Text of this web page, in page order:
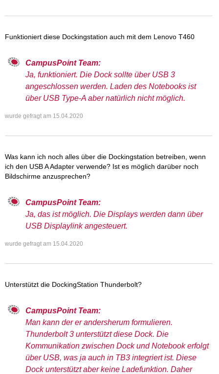
Funktioniert diese Dockingstation auch mit dem Lenovo T460
CampusPoint Team:
Ja, funktioniert. Die Dock sollte über USB 3
angeschlossen werden. Laden des Notebooks ist
über USB Type-A aber natürlich nicht möglich.
wurde gefragt am 15.04.2020
Was kann ich noch alles über die Dockingstation betreiben, wenn
ich den USB A Adapter verwende? Ist es möglich darüber noch
Bildschirme anzusprechen?
CampusPoint Team:
Ja, das ist möglich. Die Displays werden dann über
USB Displaylink angesteuert.
wurde gefragt am 15.04.2020
Unterstützt die DockingStation Thunderbolt?
CampusPoint Team:
Man kann der er andersherum formulieren.
Thunderbolt 3 unterstützt diese Dock. Die
Kommunikation zwischen Dock und Notebook erfolgt
über USB, was ja auch in TB3 integriert ist. Diese
Dock unterstützt aber keine Ladefunktion. Daher